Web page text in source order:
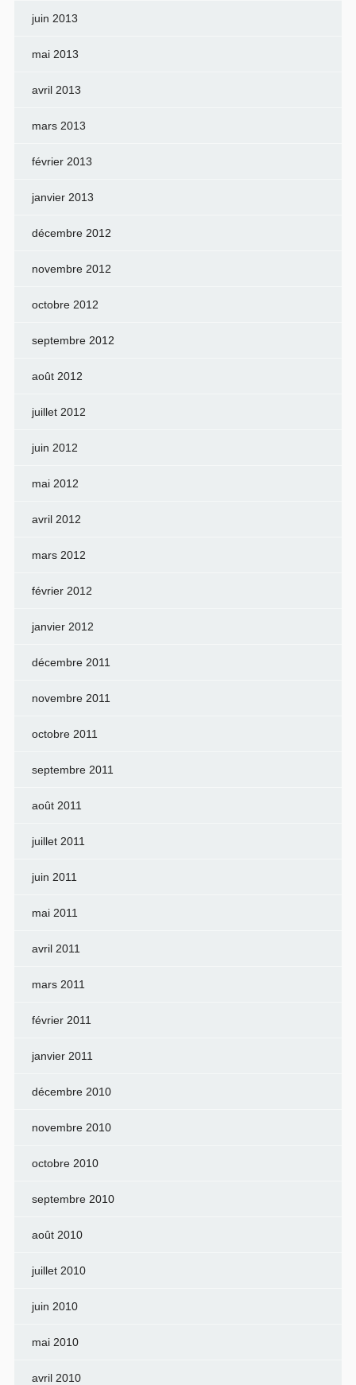
juin 2013
mai 2013
avril 2013
mars 2013
février 2013
janvier 2013
décembre 2012
novembre 2012
octobre 2012
septembre 2012
août 2012
juillet 2012
juin 2012
mai 2012
avril 2012
mars 2012
février 2012
janvier 2012
décembre 2011
novembre 2011
octobre 2011
septembre 2011
août 2011
juillet 2011
juin 2011
mai 2011
avril 2011
mars 2011
février 2011
janvier 2011
décembre 2010
novembre 2010
octobre 2010
septembre 2010
août 2010
juillet 2010
juin 2010
mai 2010
avril 2010